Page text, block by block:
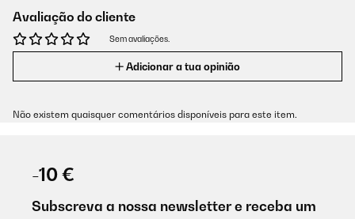
Avaliação do cliente
Sem avaliações.
Adicionar a tua opinião
Não existem quaisquer comentários disponíveis para este item.
-10 €
Subscreva a nossa newsletter e receba um